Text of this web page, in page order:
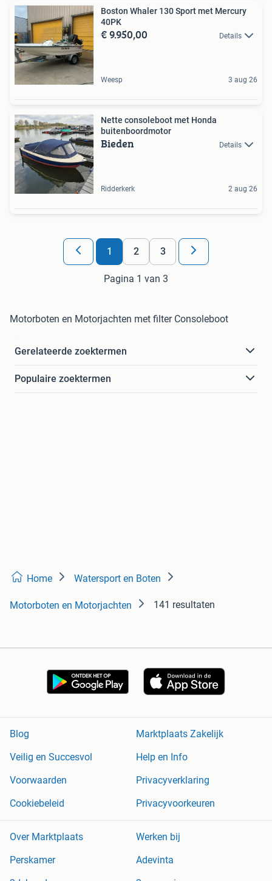
Boston Whaler 130 Sport met Mercury
40PK
€ 9.950,00 Details
Weesp 3 aug 26
Nette consoleboot met Honda
buitenboordmotor
Bieden Details
Ridderkerk 2 aug 26
1 2 3
Pagina 1 van 3
Motorboten en Motorjachten met filter Consoleboot
Gerelateerde zoektermen
Populaire zoektermen
Home Watersport en Boten
Motorboten en Motorjachten 141 resultaten
Blog
Marktplaats Zakelijk
Veilig en Succesvol
Help en Info
Voorwaarden
Privacyverklaring
Cookiebeleid
Privacyvoorkeuren
Over Marktplaats
Werken bij
Perskamer
Adevinta